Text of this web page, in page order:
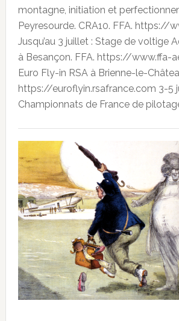
montagne, initiation et
Peyresourde. CRA10. FFA. https://
Jusqu’au 3 juillet : Stage de voltige
à Besançon. FFA. https://www.ffa-
Euro Fly-in RSA à Brienne-le-
https://euroflyin.rsafrance.com 3-5
Championnats de France de